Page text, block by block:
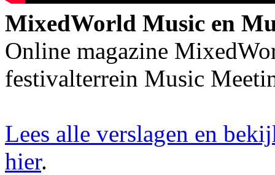
MixedWorld Music en
Online magazine
festivalterrein Music
Lees alle verslagen en
hier.